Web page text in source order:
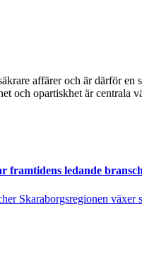
affärer och är därför
och opartiskhet är centrala
framtidens ledande
Skaraborgsregionen